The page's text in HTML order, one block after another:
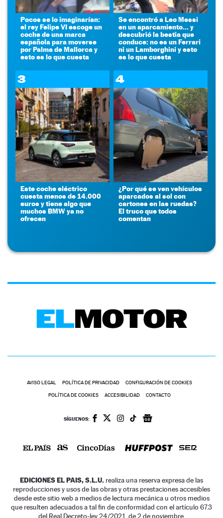
Pocos se lo imaginarían:
el rey Felipe VI escoge un
coche de una marca
española para moverse
por Palma de Mallorca y
esto es lo que cuesta
Se encontró a Leo Messi
en un aparcamiento... y
descubrió la bestia que
conduce: no es un Ferrari
ni un Lamborghini y esto
es lo que cuesta
3
Este coche eléctrico
cuesta menos de 14.000
euros y tiene algo que
muchos BMW ya no
ofrecen
4
¿Por qué se ven vehículos
aparcados al sol con
cartones en las ruedas?
El truco que todos
comentan
AVISO LEGAL POLÍTICA DE PRIVACIDAD CONFIGURACIÓN DE COOKIES
POLÍTICA DE COOKIES ACCESIBILIDAD CONTACTO
SÍGUENOS:
EDICIONES EL PAIS, S.L.U. realiza una reserva expresa de las
reproducciones y usos de las obras y otras prestaciones accesibles
desde este sitio web a medios de lectura mecánica u otros medios
que resulten adecuados a tal fin de conformidad con el artículo 67.3
del Real Decreto-ley 24/2021, de 2 de noviembre.